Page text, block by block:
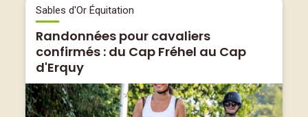
Sables d'Or Équitation
Randonnées pour cavaliers
confirmés : du Cap Fréhel au Cap
d'Erquy